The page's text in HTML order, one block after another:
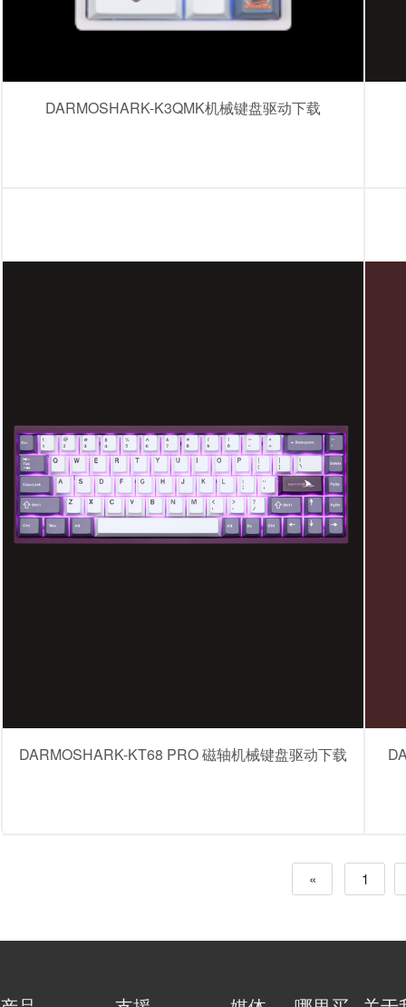
DARMOSHARK-K3QMK机械键盘驱动下载
DARMOSHARK-KT68 PRO 磁轴机械键盘驱动下载
« 1